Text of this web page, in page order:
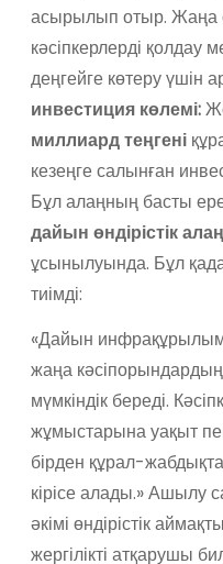
асырылып отыр. Жаңа
кәсіпкерлерді қолдау
деңгейге көтеру үшін
инвестиция көлемі:
миллиард теңгені
кезеңге салынған
Бұл алаңның басты
дайын өндірістік
ұсынылуында. Бұл
тиімді:
«Дайын инфрақұрылым
жаңа
мүмкіндік береді.
жұмыстарына уақыт
бірден құрал-
кірісе алады.» Ашылу
әкімі өндірістік
жергілікті атқарушы